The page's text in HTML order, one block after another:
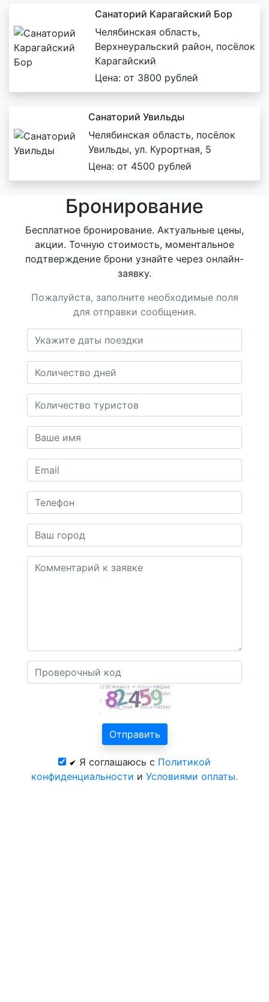
Санаторий Карагайский Бор
Челябинская область,
Верхнеуральский район, посёлок
Карагайский
Цена: от 3800 рублей
Санаторий Увильды
Челябинская область, посёлок
Увильды, ул. Курортная, 5
Цена: от 4500 рублей
Бронирование
Бесплатное бронирование. Актуальные цены,
акции. Точную стоимость, моментальное
подтверждение брони узнайте через онлайн-
заявку.
Пожалуйста, заполните необходимые поля
для отправки сообщения.
Я соглашаюсь с Политикой
конфиденциальности и Условиями оплаты.